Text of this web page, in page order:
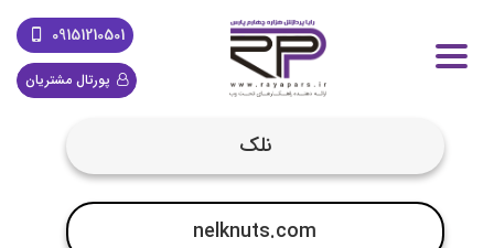
09151210501
پورتال مشتریان
نلک
nelknuts.com